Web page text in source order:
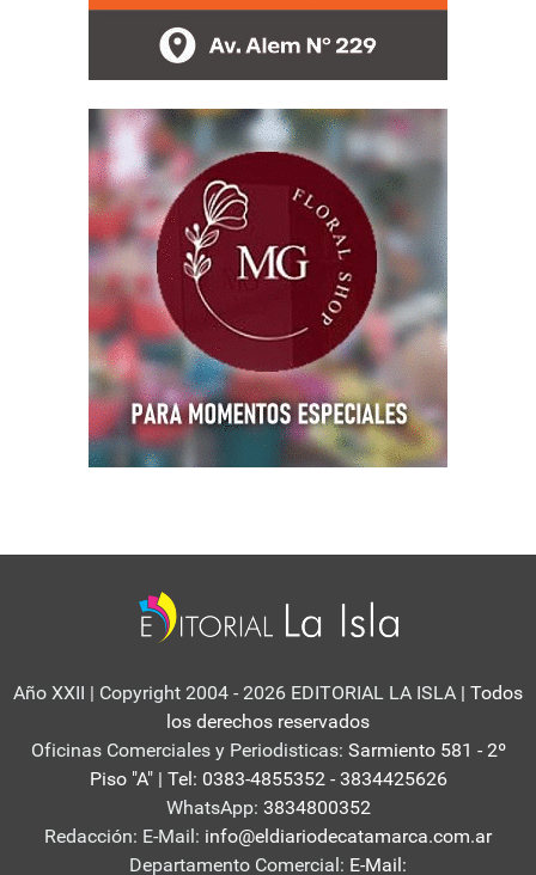
Año XXII | Copyright 2004 - 2026 EDITORIAL LA ISLA | Todos
los derechos reservados
Oficinas Comerciales y Periodisticas: Sarmiento 581 - 2º
Piso "A" | Tel: 0383-4855352 - 3834425626
WhatsApp: 3834800352
Redacción: E-Mail: info@eldiariodecatamarca.com.ar
Departamento Comercial: E-Mail: